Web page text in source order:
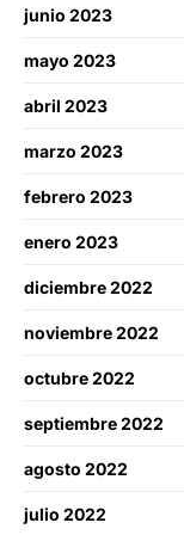
junio 2023
mayo 2023
abril 2023
marzo 2023
febrero 2023
enero 2023
diciembre 2022
noviembre 2022
octubre 2022
septiembre 2022
agosto 2022
julio 2022